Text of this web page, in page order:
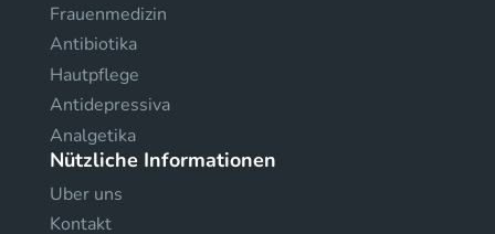
Frauenmedizin
Antibiotika
Hautpflege
Antidepressiva
Analgetika
Nützliche Informationen
Uber uns
Kontakt